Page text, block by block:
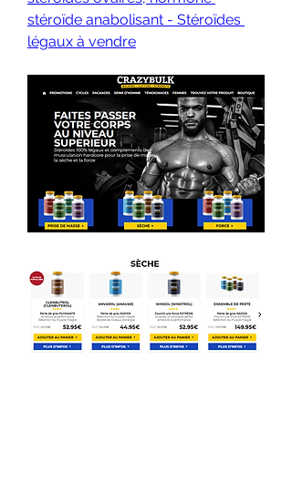
stéroïde anabolisant - Stéroïdes
légaux à vendre